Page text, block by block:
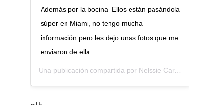
Además por la bocina. Ellos están pasándola
súper en Miami, no tengo mucha
información pero les dejo unas fotos que me
enviaron de ella.
Una publicación compartida por Nelssie Carrillo